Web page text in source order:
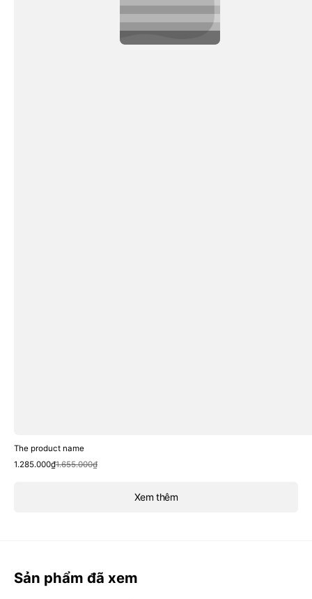
Xem thêm
The product name
Sale
1.285.000₫
Regular
1.655.000₫
Sản phẩm đã xem